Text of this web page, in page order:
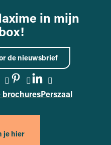
in mijn
de nieuwsbrief
pagina
Instagram-
de TikTok-
Naar deNaar de
brochuresPerszaal
je hier